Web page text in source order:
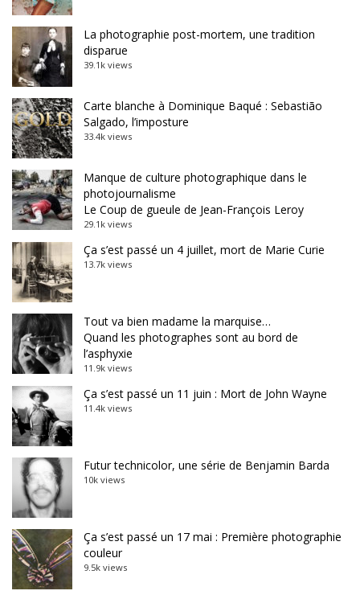
La photographie post-mortem, une tradition
disparue
39.1k views
Carte blanche à Dominique Baqué : Sebastião
Salgado, l’imposture
33.4k views
Manque de culture photographique dans le
photojournalisme
Le Coup de gueule de Jean-François Leroy
29.1k views
Ça s’est passé un 4 juillet, mort de Marie Curie
13.7k views
Tout va bien madame la marquise…
Quand les photographes sont au bord de
l’asphyxie
11.9k views
Ça s’est passé un 11 juin : Mort de John Wayne
11.4k views
Futur technicolor, une série de Benjamin Barda
10k views
Ça s’est passé un 17 mai : Première photographie
couleur
9.5k views